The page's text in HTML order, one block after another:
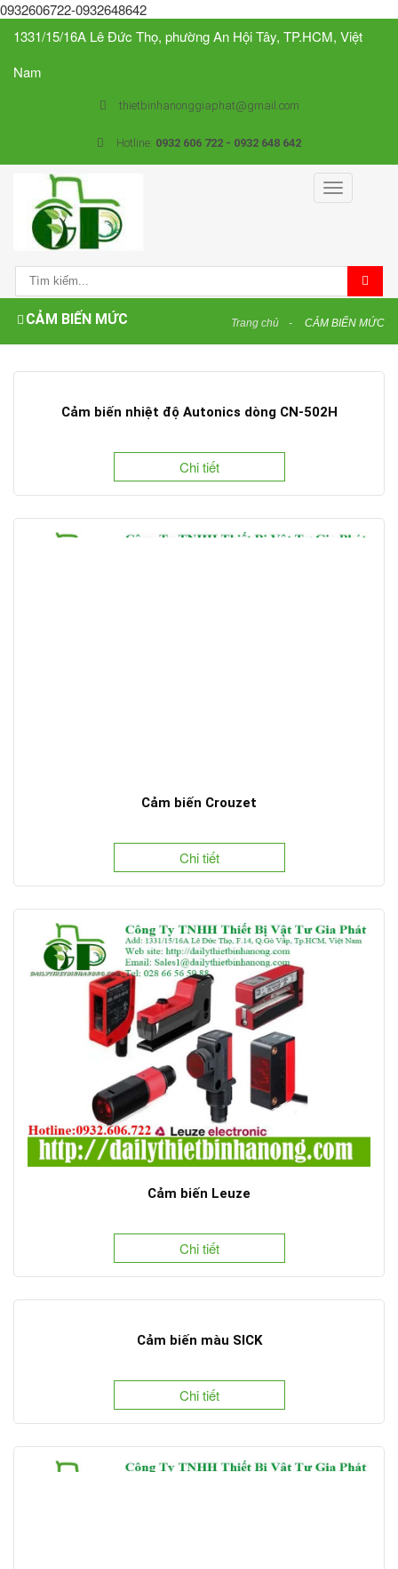
0932606722-0932648642
1331/15/16A Lê Đức Thọ, phường An Hội Tây, TP.HCM, Việt
Nam
thietbinhanonggiaphat@gmail.com
Hotline: 0932 606 722 - 0932 648 642
Toggle
navigation
CẢM BIẾN MỨC Trang chủ CẢM BIẾN MỨC
Cảm biến nhiệt độ Autonics dòng CN-502H
Chi tiết
Cảm biến Crouzet
Chi tiết
Cảm biến Leuze
Chi tiết
Cảm biến màu SICK
Chi tiết